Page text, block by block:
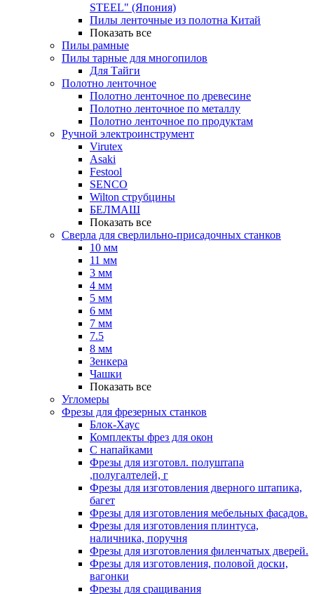
STEEL" (Япония)
Пилы ленточные из полотна Китай
Показать все
Пилы рамные
Пилы тарные для многопилов
Для Тайги
Полотно ленточное
Полотно ленточное по древесине
Полотно ленточное по металлу
Полотно ленточное по продуктам
Ручной электроинструмент
Virutex
Asaki
Festool
SENCO
Wilton струбцины
БЕЛМАШ
Показать все
Сверла для сверлильно-присадочных станков
10 мм
11 мм
3 мм
4 мм
5 мм
6 мм
7 мм
7.5
8 мм
Зенкера
Чашки
Показать все
Угломеры
Фрезы для фрезерных станков
Блок-Хаус
Комплекты фрез для окон
С напайками
Фрезы для изготовл. полуштапа
,полугалтелей, г
Фрезы для изготовления дверного штапика,
багет
Фрезы для изготовления мебельных фасадов.
Фрезы для изготовления плинтуса,
наличника, поручня
Фрезы для изготовления филенчатых дверей.
Фрезы для изготовления, половой доски,
вагонки
Фрезы для сращивания